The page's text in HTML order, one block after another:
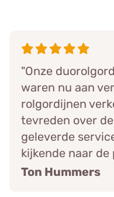
"Onze
waren nu aan
rolgordijnen
tevreden over
geleverde
kijkende naar
Ton Hummers